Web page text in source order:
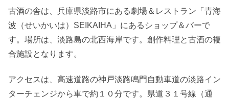
古酒の舎は、兵庫県淡路市にある劇場＆レストラン「青海
波（せいかいは）SEIKAIHA」にあるショップ＆バーで
す。場所は、淡路島の北西海岸です。創作料理と古酒の複
合施設となります。
アクセスは、高速道路の神戸淡路鳴門自動車道の淡路イン
ターチェンジから車で約１０分です。県道３１号線（通